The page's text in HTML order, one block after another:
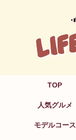
TOP
人気グルメ
モデルコース